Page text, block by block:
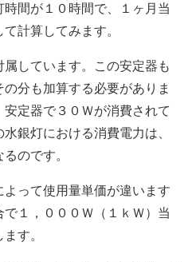
間が１０時間で、１ヶ月当
計算してみます。
しています。この安定器も
分も加算する必要がありま
定器で３０Ｗが消費されて
銀灯における消費電力は、
のです。
って使用量単価が違います
１，０００Ｗ（１ｋＷ）当
す。